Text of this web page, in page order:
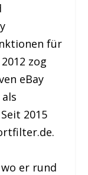
für
zog
eBay
2015
er rund